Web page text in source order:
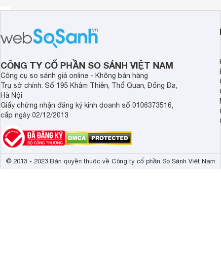
CÔNG TY CỔ PHẦN SO SÁNH VIỆT NAM
Công cụ so sánh giá online - Không bán hàng
Trụ sở chính: Số 195 Khâm Thiên, Thổ Quan, Đống Đa,
Hà Nội
Giấy chứng nhận đăng ký kinh doanh số 0106373516,
cấp ngày 02/12/2013
© 2013 - 2023 Bản quyền thuộc về Công ty cổ phần So Sánh Việt Nam